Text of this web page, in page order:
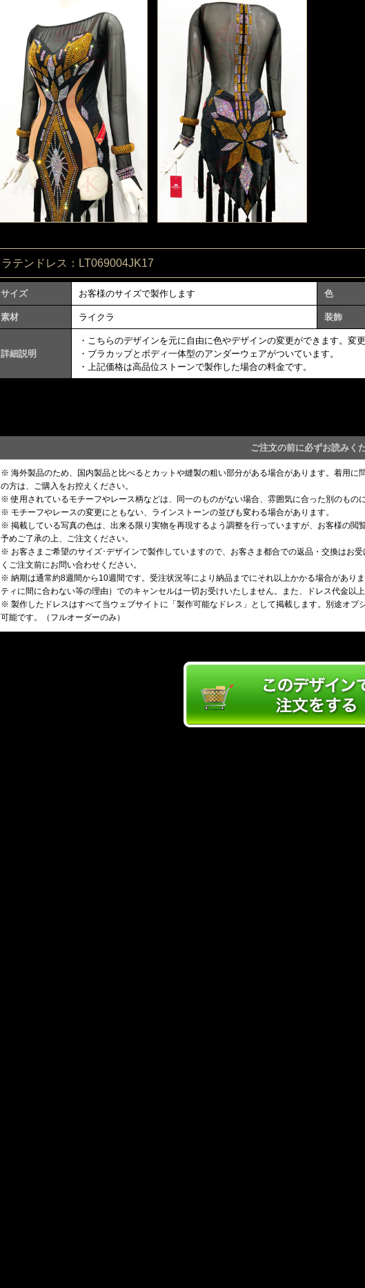
ラテンドレス：LT069004JK17
サイズ お客様のサイズで製作します 色
素材 ライクラ 装飾
詳細説明
・こちらのデザインを元に自由に色やデザインの変更ができます。変
・ブラカップとボディ一体型のアンダーウェアがついています。
・上記価格は高品位ストーンで製作した場合の料金です。
ご注文の前に必ずお読みく
※ 海外製品のため、国内製品と比べるとカットや縫製の粗い部分がある場合があります。着用
の方は、ご購入をお控えください。
※ 使用されているモチーフやレース柄などは、同一のものがない場合、雰囲気に合った別のもの
※ モチーフやレースの変更にともない、ラインストーンの並びも変わる場合があります。
※ 掲載している写真の色は、出来る限り実物を再現するよう調整を行っていますが、お客様の閲
予めご了承の上、ご注文ください。
※ お客さまご希望のサイズ･デザインで製作していますので、お客さま都合での返品・交換はお
くご注文前にお問い合わせください。
※ 納期は通常約8週間から10週間です。受注状況等により納品までにそれ以上かかる場合があり
ティに間に合わない等の理由）でのキャンセルは一切お受けいたしません。また、ドレス代金以
※ 製作したドレスはすべて当ウェブサイトに「製作可能なドレス」として掲載します。別途オ
可能です。（フルオーダーのみ）